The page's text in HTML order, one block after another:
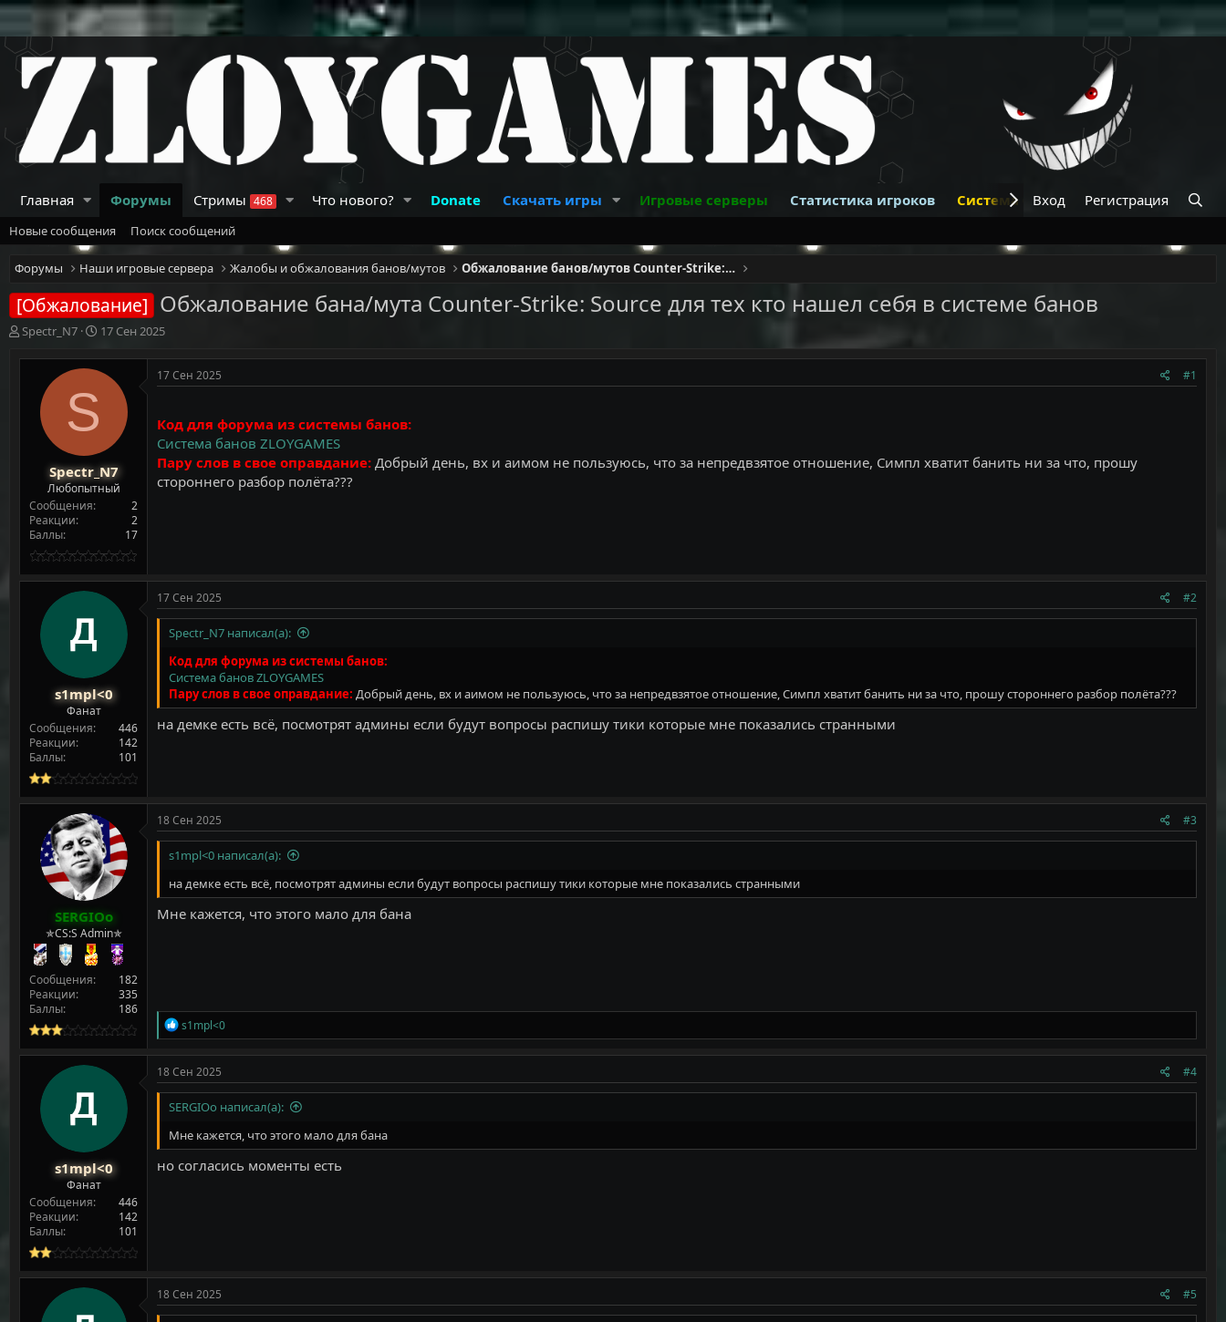
Главная Форумы Стримы 468 Что нового? Donate Скачать игры Игровые серверы Статистика игроков Система банов Купить VIP
Вход Регистрация
Новые сообщения Поиск сообщений
Форумы Наши игровые сервера Жалобы и обжалования банов/мутов Обжалование банов/мутов Counter-Strike: Source
[Обжалование] Обжалование бана/мута Counter-Strike: Source для тех кто нашел себя в системе банов
А
т
Spectr_N7
Д
т
а
л
а
17 Сен 2025
S
Spectr_N7
Любопытный
Сообщения
2
Реакции
2
Баллы
17
17 Сен 2025 #1
Код для форума из системы банов:
Система банов ZLOYGAMES
Пару слов в свое оправдание: Добрый день, вх и аимом не пользуюсь, что за непредвзятое отношение, Симпл хватит банить ни за что, прошу
стороннего разбор полëта???
s1mpl<0
Фанат
Сообщения
446
Реакции
142
Баллы
101
17 Сен 2025 #2
Spectr_N7 написал(а):
Код для форума из системы банов:
Система банов ZLOYGAMES
Пару слов в свое оправдание: Добрый день, вх и аимом не пользуюсь, что за непредвзятое отношение, Симпл хватит банить ни за что, прошу стороннего разбор полëта???
на демке есть всё, посмотрят админы если будут вопросы распишу тики которые мне показались странными
SERGIOo
✯CS:S Admin✯
Сообщения
182
Реакции
335
Баллы
186
18 Сен 2025 #3
s1mpl<0 написал(а):
на демке есть всё, посмотрят админы если будут вопросы распишу тики которые мне показались странными
Мне кажется, что этого мало для бана
Р
е
а
к
ц
и
и
s1mpl<0
s1mpl<0
Фанат
Сообщения
446
Реакции
142
Баллы
101
18 Сен 2025 #4
SERGIOo написал(а):
Мне кажется, что этого мало для бана
но согласись моменты есть
18 Сен 2025 #5